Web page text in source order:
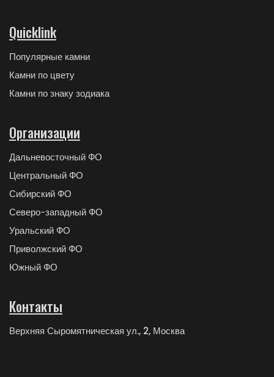
Quicklink
Популярные камни
Камни по цвету
Камни по знаку зодиака
Организации
Дальневосточный ФО
Центральный ФО
Сибирский ФО
Северо-западный ФО
Уральский ФО
Приволжский ФО
Южный ФО
Контакты
Верхняя Сыромятническая ул., 2, Москва